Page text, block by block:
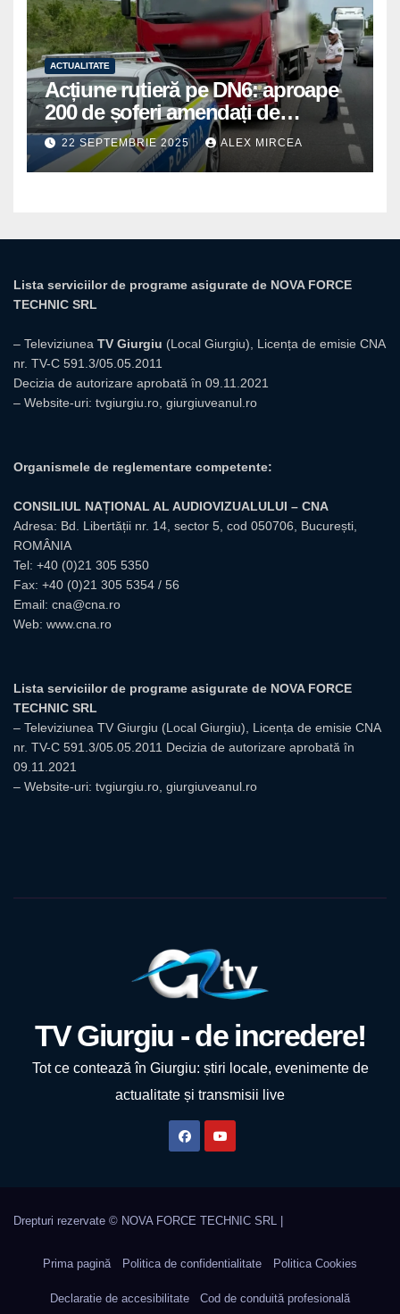
ACTUALITATE
Acțiune rutieră pe DN6: aproape
200 de șoferi amendați de
polițiștii din Mihăilești
22 SEPTEMBRIE 2025 ALEX MIRCEA
Lista serviciilor de programe asigurate de NOVA FORCE
TECHNIC SRL
– Televiziunea TV Giurgiu (Local Giurgiu), Licența de emisie CNA
nr. TV-C 591.3/05.05.2011
Decizia de autorizare aprobată în 09.11.2021
– Website-uri: tvgiurgiu.ro giurgiuveanul.ro
Organismele de reglementare competente:
CONSILIUL NAȚIONAL AL AUDIOVIZUALULUI – CNA
Adresa: Bd. Libertății nr. 14, sector 5, cod 050706, București,
ROMÂNIA
Tel: +40 (0)21 305 5350
Fax: +40 (0)21 305 5354 / 56
Email: cna@cna.ro
Web: www.cna.ro
Lista serviciilor de programe asigurate de NOVA FORCE
TECHNIC SRL
– Televiziunea TV Giurgiu (Local Giurgiu), Licența de emisie CNA
nr. TV-C 591.3/05.05.2011 Decizia de autorizare aprobată în
09.11.2021
– Website-uri: tvgiurgiu.ro, giurgiuveanul.ro
TV Giurgiu - de incredere!
Tot ce contează în Giurgiu: știri locale, evenimente de
actualitate și transmisii live
Prima pagină Politica de confidentialitate Politica Cookies
Declaratie de accesibilitate Cod de conduită profesională